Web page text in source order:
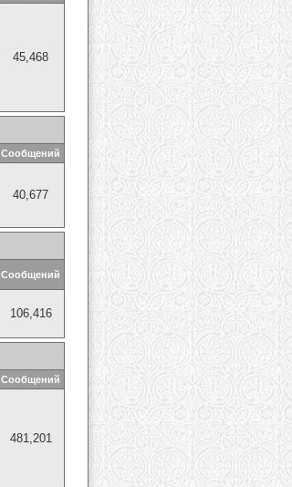
45,468
Сообщений
40,677
Сообщений
106,416
Сообщений
481,201